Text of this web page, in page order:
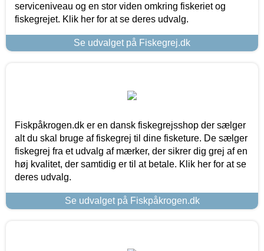
serviceniveau og en stor viden omkring fiskeriet og
fiskegrejet. Klik her for at se deres udvalg.
Se udvalget på Fiskegrej.dk
Fiskpåkrogen.dk er en dansk fiskegrejsshop der sælger
alt du skal bruge af fiskegrej til dine fisketure. De sælger
fiskegrej fra et udvalg af mærker, der sikrer dig grej af en
høj kvalitet, der samtidig er til at betale. Klik her for at se
deres udvalg.
Se udvalget på Fiskpåkrogen.dk